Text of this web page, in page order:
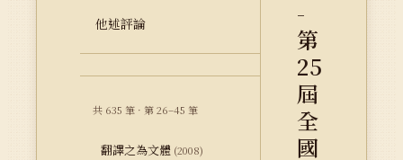
他述評論
共 635 筆 · 第 26–45 筆
翻譯之為文體 (2008)
-
第
25
屆
全
國